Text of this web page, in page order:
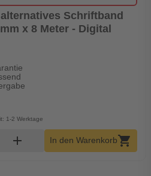
Schriftband
x 8 Meter - Digital
1-2 Werktage
Menge
add In den Warenkorbshopping_cart